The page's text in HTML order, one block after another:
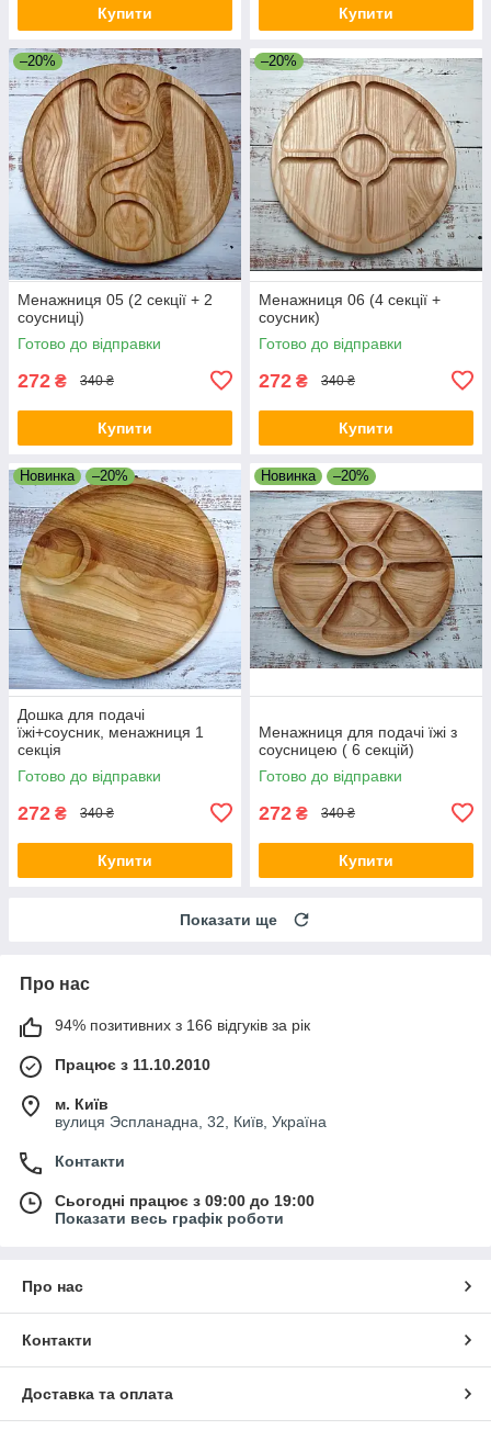
Купити Купити
–20%
Менажниця 05 (2 секції + 2
соусниці)
Готово до відправки
272 ₴ 340 ₴
Купити
–20%
Менажниця 06 (4 секції +
соусник)
Готово до відправки
272 ₴ 340 ₴
Купити
Новинка –20%
Дошка для подачі
їжі+соусник, менажниця 1
секція
Готово до відправки
272 ₴ 340 ₴
Купити
Новинка –20%
Менажниця для подачі їжі з
соусницею ( 6 секцій)
Готово до відправки
272 ₴ 340 ₴
Купити
Показати ще
Про нас
94% позитивних з 166 відгуків за рік
Працює з 11.10.2010
м. Київ
вулиця Эспланадна, 32, Київ, Україна
Контакти
Сьогодні працює з 09:00 до 19:00
Показати весь графік роботи
Про нас
Контакти
Доставка та оплата